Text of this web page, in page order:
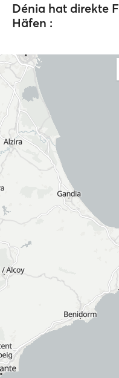
Dénia hat direkte
Häfen :